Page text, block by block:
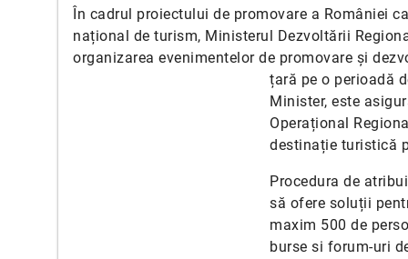
În cadrul proiectului de promovare a României
național de turism, Ministerul Dezvoltării
organizarea evenimentelor de promovare și
țară pe o perioadă
Minister, este
Operațional
destinație turistică
Procedura de
să ofere soluții
maxim 500 de
burse si forum-uri